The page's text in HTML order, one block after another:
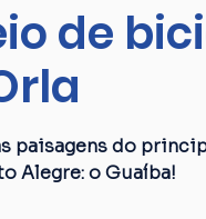
de
paisagens do
Alegre: o Guaíba!